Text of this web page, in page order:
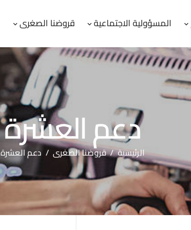
قروضنا الصغرى المسؤولية الاجتماعية
دعم العشرة
الرئيسية/ قروضنا الصغرى / دعم العشرة